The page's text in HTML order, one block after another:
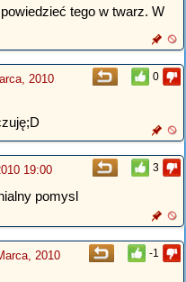
tego w twarz. W
0
2010
3
19:00
pomysl
-1
2010